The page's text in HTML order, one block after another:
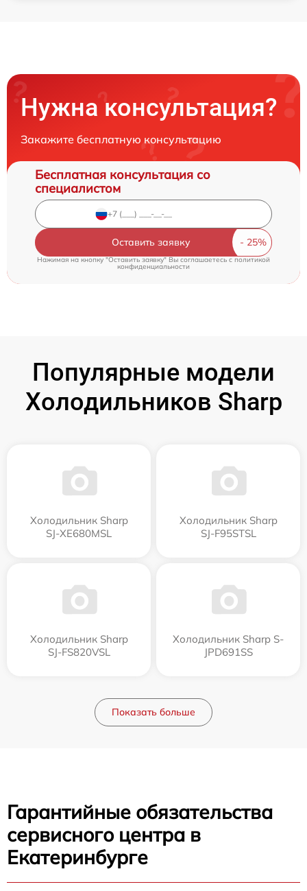
Нужна консультация?
Закажите бесплатную консультацию
Бесплатная консультация со
специалистом
Оставить заявку
Нажимая на кнопку "Оставить заявку" Вы соглашаетесь cполитикой
конфиденциальности
Популярные модели
Холодильников Sharp
Холодильник Sharp
SJ-XE680MSL
Холодильник Sharp
SJ-F95STSL
Холодильник Sharp
SJ-FS820VSL
Холодильник Sharp S-
JPD691SS
Показать больше
Гарантийные обязательства
сервисного центра в
Екатеринбурге